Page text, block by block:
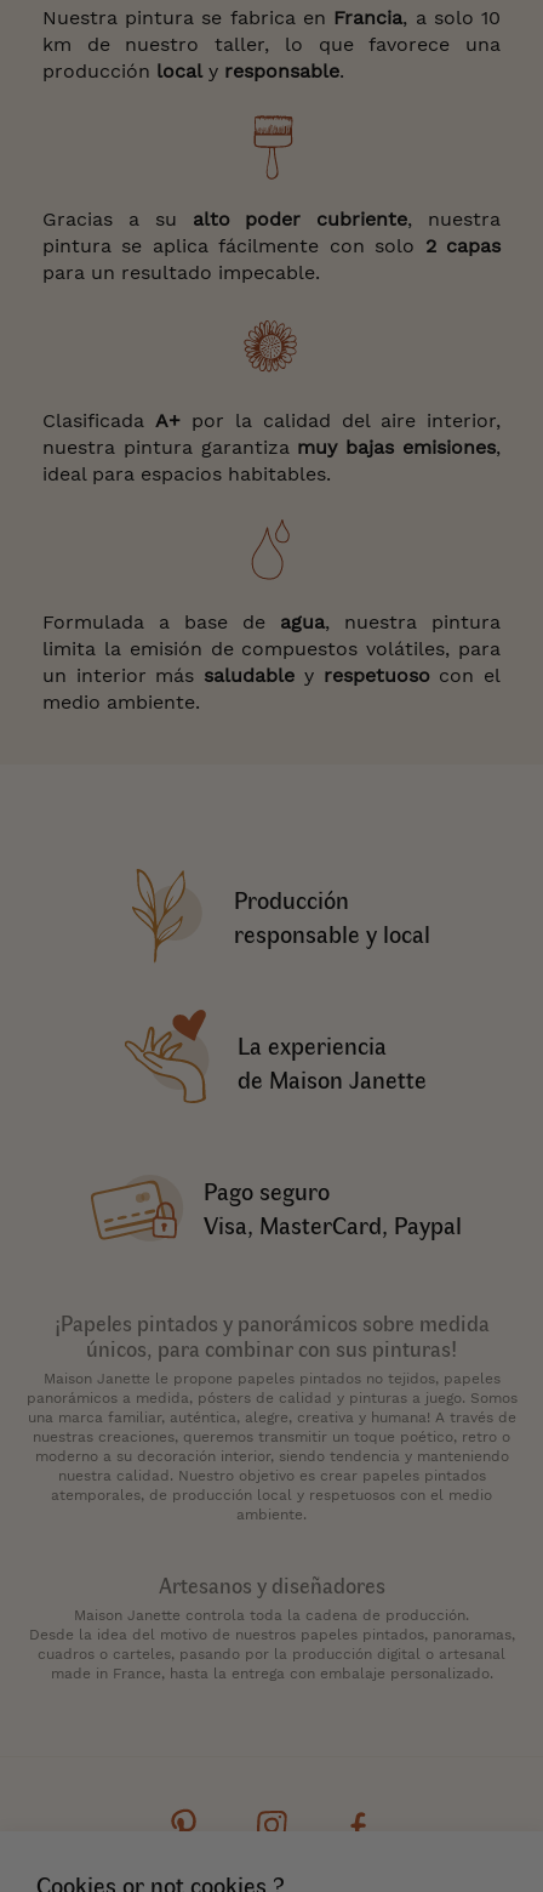
Nuestra pintura se fabrica en Francia, a solo 10
km de nuestro taller, lo que favorece una
producción localy responsable.
Gracias a su alto poder cubriente, nuestra
pintura se aplica fácilmente con solo 2 capas
para un resultado impecable.
Clasificada A+por la calidad del aire interior,
nuestra pintura garantiza muy bajas emisiones,
ideal para espacios habitables.
Formulada a base de agua, nuestra pintura
limita la emisión de compuestos volátiles, para
un interior más saludable y respetuosocon el
medio ambiente.
Producción
responsable y local
La experiencia
de Maison Janette
Pago seguro
Visa, MasterCard, Paypal
¡Papeles pintados y panorámicos sobre medida
únicos, para combinar con sus pinturas!
Maison Janette le propone papeles pintados no tejidos, papeles
panorámicos a medida, pósters de calidad y pinturas a juego. Somos
una marca familiar, auténtica, alegre, creativa y humana! A través de
nuestras creaciones, queremos transmitir un toque poético, retro o
moderno a su decoración interior, siendo tendencia y manteniendo
nuestra calidad. Nuestro objetivo es crear papeles pintados
atemporales, de producción local y respetuosos con el medio
ambiente.
Artesanos y diseñadores
Maison Janette controla toda la cadena de producción.
Desde la idea del motivo de nuestros papeles pintados, panoramas,
cuadros o carteles, pasando por la producción digital o artesanal
made in France, hasta la entrega con embalaje personalizado.
Contacto Boletín de noticias
Cookies or not cookies ?